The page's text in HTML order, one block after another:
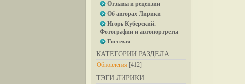
Отзывы и рецензии
Об авторах Лирики
Игорь Куберский.
Фотографии и автопортреты
Гостевая
КАТЕГОРИИ РАЗДЕЛА
Обновления [412]
ТЭГИ ЛИРИКИ